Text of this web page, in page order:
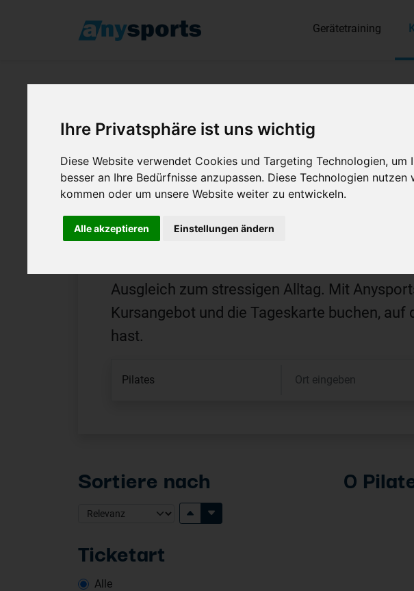
Ihre Privatsphäre ist uns wichtig
Diese Website verwendet Cookies und Targeting Technologien,
besser an Ihre Bedürfnisse anzupassen. Diese Technologien
kommen oder um unsere Website weiter zu entwickeln.
Alle akzeptieren Einstellungen ändern
Gerätetraining
Pilates Kurse
Vertrag
Entdecke alle Fitnessstudios und Trainer, die
oder Stadt Pilates Kurse anbieten. Finde
Ausgleich zum stressigen Alltag. Mit
Kursangebot und die Tageskarte buchen, auf
hast.
Sortiere nach
Ticketart
Alle
0